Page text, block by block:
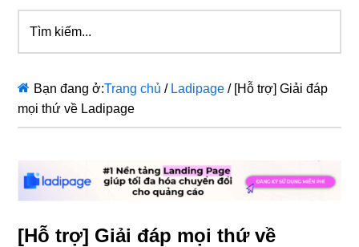
kiếm...
Bạn đang ở:Trang chủ / Ladipage /[Hỗ trợ] Giải đáp
mọi thứ về Ladipage
[Hỗ trợ] Giải đáp mọi thứ về